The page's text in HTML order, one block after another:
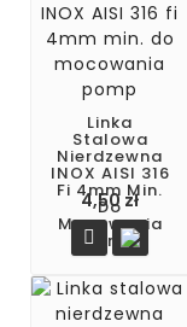
Linka
Stalowa
Nierdzewna
INOX AISI 316
Fi 4mm Min.
Do
Mocowania
Pomp
4,50 zł
